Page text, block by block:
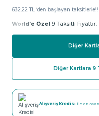
632,22 TL ‘den başlayan taksitlerle!!
World'e Özel 9 Taksitli Fiyattır.
Diğer
Diğer Kartlara 9
Alışveriş Kredisi ile en